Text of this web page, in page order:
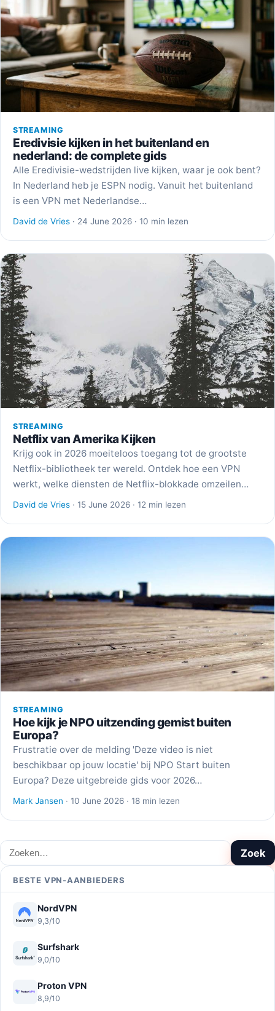
STREAMING
Eredivisie kijken in het buitenland en
nederland: de complete gids
Alle Eredivisie-wedstrijden live kijken, waar je ook bent?
In Nederland heb je ESPN nodig. Vanuit het buitenland
is een VPN met Nederlandse…
David de Vries · 24 June 2026 · 10 min lezen
STREAMING
Netflix van Amerika Kijken
Krijg ook in 2026 moeiteloos toegang tot de grootste
Netflix-bibliotheek ter wereld. Ontdek hoe een VPN
werkt, welke diensten de Netflix-blokkade omzeilen…
David de Vries · 15 June 2026 · 12 min lezen
STREAMING
Hoe kijk je NPO uitzending gemist buiten
Europa?
Frustratie over de melding 'Deze video is niet
beschikbaar op jouw locatie' bij NPO Start buiten
Europa? Deze uitgebreide gids voor 2026…
Mark Jansen · 10 June 2026 · 18 min lezen
Zoeken Zoek
BESTE VPN-AANBIEDERS
NordVPN
9,3/10
Surfshark
9,0/10
Proton VPN
8,9/10